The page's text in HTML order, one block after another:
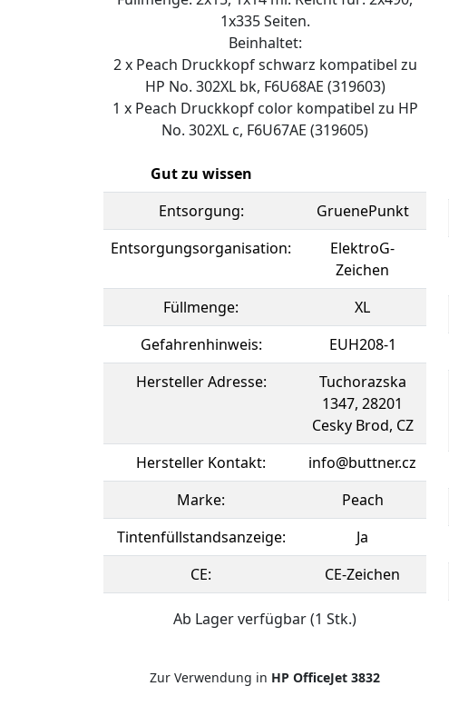
1x335 Seiten.
Beinhaltet:
2 x Peach Druckkopf schwarz kompatibel zu
HP No. 302XL bk, F6U68AE (319603)
1 x Peach Druckkopf color kompatibel zu HP
No. 302XL c, F6U67AE (319605)
Gut zu wissen
Entsorgung:
GruenePunkt
Entsorgungsorganisation:
ElektroG-
Zeichen
Füllmenge:
XL
Gefahrenhinweis:
EUH208-1
Hersteller Adresse:
Tuchorazska
1347, 28201
Cesky Brod, CZ
Hersteller Kontakt:
info@buttner.cz
Marke:
Peach
Tintenfüllstandsanzeige:
Ja
CE:
CE-Zeichen
Ab Lager verfügbar (1 Stk.)
Zur Verwendung in HP OfficeJet 3832